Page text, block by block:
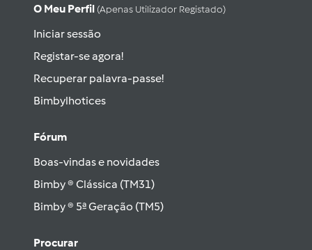
O Meu Perfil (apenas Utilizador Registado)
Iniciar sessão
Registar-se agora!
Recuperar palavra-passe!
Bimbylhotices
Fórum
Boas-vindas e novidades
Bimby ® Clássica (TM31)
Bimby ® 5ª Geração (TM5)
Procurar